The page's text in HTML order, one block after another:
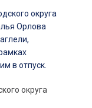
округа